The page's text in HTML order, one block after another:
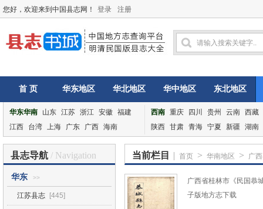
您好，欢迎来到中国县志网！ 登录 注册
首 页 华东地区 华北地区 华中地区 东北地区
华东华南 山东 江苏 浙江 安徽 福建
江西
台湾 上海 广东 广西 海南
西南 重庆 四川 贵州 云南 西藏
陕西 甘肃 青海 宁夏 新疆 湖南
县志导航 / Navigation
华东 >>
江苏县志 [445]
当前栏目 | 首页 > 华南地区 > 广
广西省桂林市《民国恭
子版地方志下载